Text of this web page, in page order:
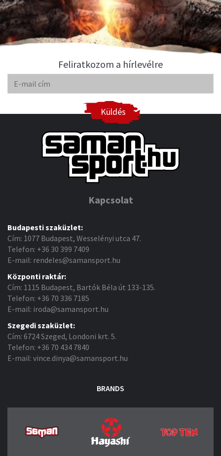
Feliratkozom a hírlevélre
Küldés
Kapcsolat
Budapesti szaküzlet:
Cím: 1077 Budapest, Wesselényi utca 47.
Telefon: +36 30 399 7409
E-mail: rendeles@samansport.hu
Központi raktár:
Cím: 1115 Budapest, Bartók Béla út 133-135.
Telefon: +36 70 336 7185
E-mail: iroda@samansport.hu
Szegedi szaküzlet:
Cím: 6724 Szeged, Londoni krt. 5.
Telefon: +36 70 434 7840
E-mail: vince.dinya@samansport.hu
BRANDS